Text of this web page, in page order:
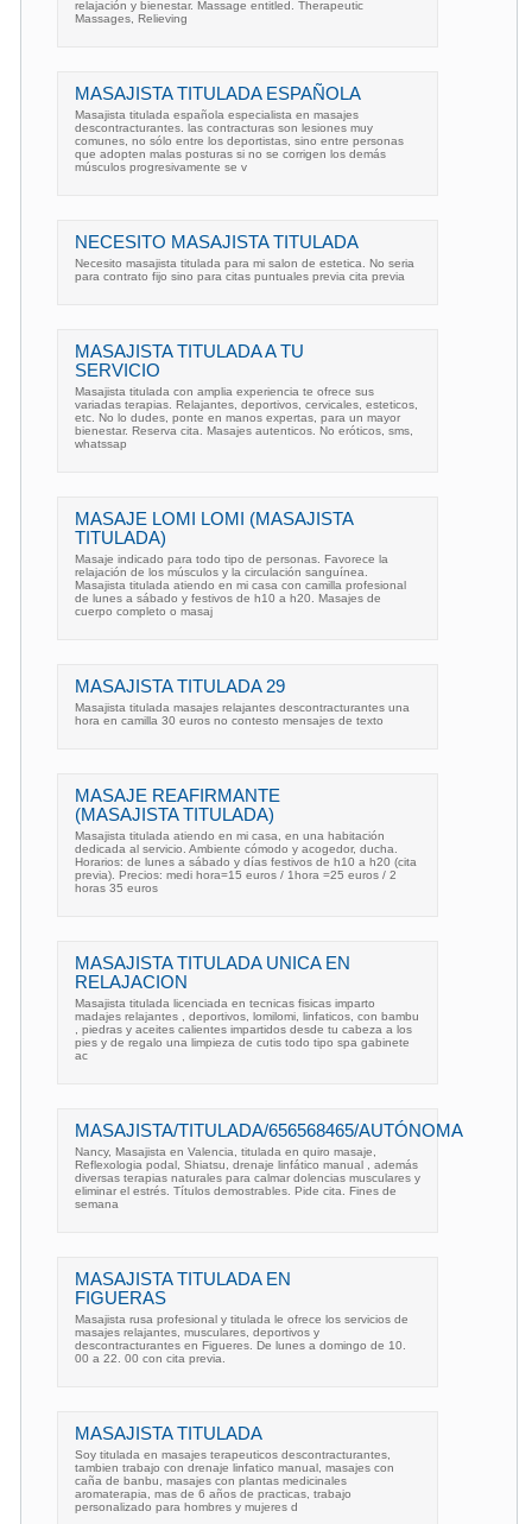
relajación y bienestar. Massage entitled. Therapeutic
Massages, Relieving
MASAJISTA TITULADA ESPAÑOLA
Masajista titulada española especialista en masajes
descontracturantes. las contracturas son lesiones muy
comunes, no sólo entre los deportistas, sino entre personas
que adopten malas posturas si no se corrigen los demás
músculos progresivamente se v
NECESITO MASAJISTA TITULADA
Necesito masajista titulada para mi salon de estetica. No seria
para contrato fijo sino para citas puntuales previa cita previa
MASAJISTA TITULADA A TU
SERVICIO
Masajista titulada con amplia experiencia te ofrece sus
variadas terapias. Relajantes, deportivos, cervicales, esteticos,
etc. No lo dudes, ponte en manos expertas, para un mayor
bienestar. Reserva cita. Masajes autenticos. No eróticos, sms,
whatssap
MASAJE LOMI LOMI (MASAJISTA
TITULADA)
Masaje indicado para todo tipo de personas. Favorece la
relajación de los músculos y la circulación sanguínea.
Masajista titulada atiendo en mi casa con camilla profesional
de lunes a sábado y festivos de h10 a h20. Masajes de
cuerpo completo o masaj
MASAJISTA TITULADA 29
Masajista titulada masajes relajantes descontracturantes una
hora en camilla 30 euros no contesto mensajes de texto
MASAJE REAFIRMANTE
(MASAJISTA TITULADA)
Masajista titulada atiendo en mi casa, en una habitación
dedicada al servicio. Ambiente cómodo y acogedor, ducha.
Horarios: de lunes a sábado y días festivos de h10 a h20 (cita
previa). Precios: medi hora=15 euros / 1hora =25 euros / 2
horas 35 euros
MASAJISTA TITULADA UNICA EN
RELAJACION
Masajista titulada licenciada en tecnicas fisicas imparto
madajes relajantes , deportivos, lomilomi, linfaticos, con bambu
, piedras y aceites calientes impartidos desde tu cabeza a los
pies y de regalo una limpieza de cutis todo tipo spa gabinete
ac
MASAJISTA/TITULADA/656568465/AUTÓNOMA
Nancy, Masajista en Valencia, titulada en quiro masaje,
Reflexologia podal, Shiatsu, drenaje linfático manual , además
diversas terapias naturales para calmar dolencias musculares y
eliminar el estrés. Títulos demostrables. Pide cita. Fines de
semana
MASAJISTA TITULADA EN
FIGUERAS
Masajista rusa profesional y titulada le ofrece los servicios de
masajes relajantes, musculares, deportivos y
descontracturantes en Figueres. De lunes a domingo de 10.
00 a 22. 00 con cita previa.
MASAJISTA TITULADA
Soy titulada en masajes terapeuticos descontracturantes,
tambien trabajo con drenaje linfatico manual, masajes con
caña de banbu, masajes con plantas medicinales
aromaterapia, mas de 6 años de practicas, trabajo
personalizado para hombres y mujeres d